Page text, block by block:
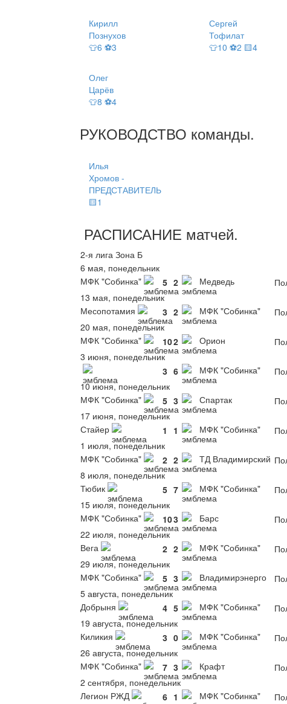
Кирилл
Познухов
👕6 ⚽3
Сергей
Тофилат
👕10 ⚽2 🟨4
Олег
Царёв
👕8 ⚽4
РУКОВОДСТВО команды.
Илья
Хромов -
ПРЕДСТАВИТЕЛЬ
🟨1
РАСПИСАНИЕ матчей.
2-я лига Зона Б
6 мая, понедельник
МФК "Собинка"
5 2 Медведь
13 мая, понедельник
Месопотамия
3 2 МФК "Собинка"
20 мая, понедельник
МФК "Собинка"
102 Орион
3 июня, понедельник
3 6 МФК "Собинка"
10 июня, понедельник
МФК "Собинка"
5 3 Спартак
17 июня, понедельник
Стайер
1 1 МФК "Собинка"
1 июля, понедельник
МФК "Собинка"
2 2 ТД Владимирский
8 июля, понедельник
Тюбик
5 7 МФК "Собинка"
15 июля, понедельник
МФК "Собинка"
103 Барс
22 июля, понедельник
Вега
2 2 МФК "Собинка"
29 июля, понедельник
МФК "Собинка"
5 3 Владимирэнерго
5 августа, понедельник
Добрыня
4 5 МФК "Собинка"
19 августа, понедельник
Киликия
3 0 МФК "Собинка"
26 августа, понедельник
МФК "Собинка"
7 3 Крафт
2 сентября, понедельник
Легион РЖД
6 1 МФК "Собинка"